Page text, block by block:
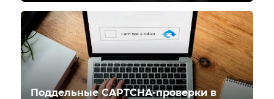
Поддельные CAPTCHA-проверки в